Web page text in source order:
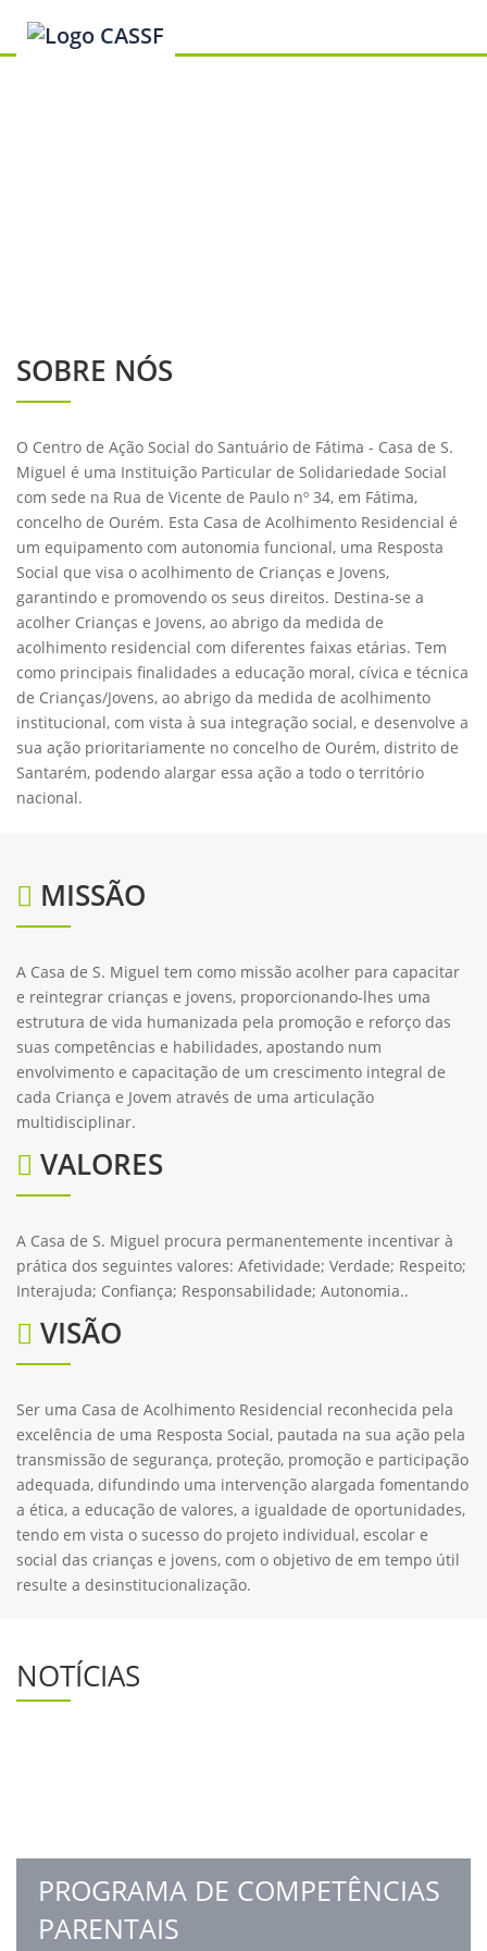
SOBRE NÓS
O Centro de Ação Social do Santuário de Fátima - Casa de S.
Miguel é uma Instituição Particular de Solidariedade Social
com sede na Rua de Vicente de Paulo nº 34, em Fátima,
concelho de Ourém. Esta Casa de Acolhimento Residencial é
um equipamento com autonomia funcional, uma Resposta
Social que visa o acolhimento de Crianças e Jovens,
garantindo e promovendo os seus direitos. Destina-se a
acolher Crianças e Jovens, ao abrigo da medida de
acolhimento residencial com diferentes faixas etárias. Tem
como principais finalidades a educação moral, cívica e técnica
de Crianças/Jovens, ao abrigo da medida de acolhimento
institucional, com vista à sua integração social, e desenvolve a
sua ação prioritariamente no concelho de Ourém, distrito de
Santarém, podendo alargar essa ação a todo o território
nacional.
MISSÃO
A Casa de S. Miguel tem como missão acolher para capacitar
e reintegrar crianças e jovens, proporcionando-lhes uma
estrutura de vida humanizada pela promoção e reforço das
suas competências e habilidades, apostando num
envolvimento e capacitação de um crescimento integral de
cada Criança e Jovem através de uma articulação
multidisciplinar.
VALORES
A Casa de S. Miguel procura permanentemente incentivar à
prática dos seguintes valores: Afetividade; Verdade; Respeito;
Interajuda; Confiança; Responsabilidade; Autonomia..
VISÃO
Ser uma Casa de Acolhimento Residencial reconhecida pela
excelência de uma Resposta Social, pautada na sua ação pela
transmissão de segurança, proteção, promoção e participação
adequada, difundindo uma intervenção alargada fomentando
a ética, a educação de valores, a igualdade de oportunidades,
tendo em vista o sucesso do projeto individual, escolar e
social das crianças e jovens, com o objetivo de em tempo útil
resulte a desinstitucionalização.
NOTÍCIAS
PROGRAMA DE COMPETÊNCIAS
PARENTAIS